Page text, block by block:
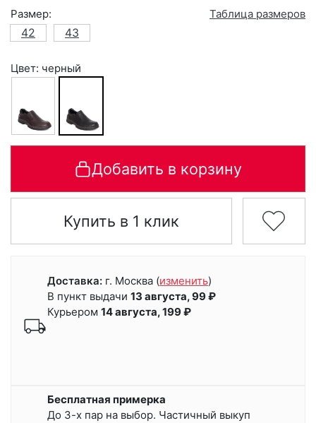
Размер:
Таблица размеров
42
43
Цвет: черный
Добавить в корзину
Купить в 1 клик
Доставка: г. Москва (изменить)
В пункт выдачи 13 августа, 99 ₽
Курьером 14 августа, 199 ₽
Бесплатная примерка
До 3-х пар на выбор. Частичный выкуп